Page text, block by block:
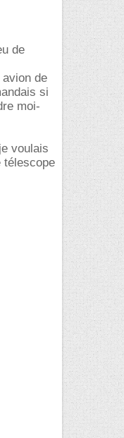
de
de
si
moi-
voulais
télescope